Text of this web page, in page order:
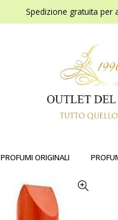
Spedizione gratuita per
PROFUMI ORIGINALI